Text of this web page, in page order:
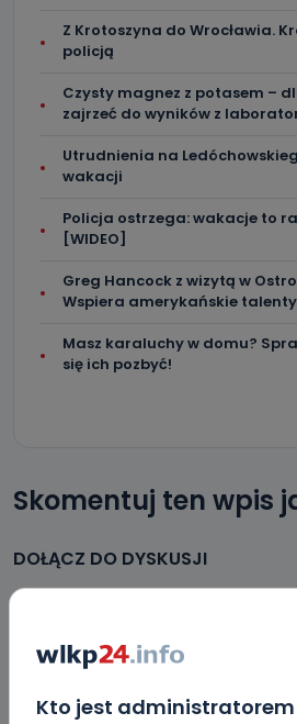
Kto jest
Z Krotoszyna do Wrocławia.
policją
Czysty magnez z potasem –
zajrzeć do wyników z
Utrudnienia na
wakacji
Policja ostrzega: wakacje to
[WIDEO]
Greg Hancock z wizytą w
Wspiera amerykańskie talenty
Masz karaluchy w domu?
się ich pozbyć!
Skomentuj ten wpis
DOŁĄCZ DO DYSKUSJI